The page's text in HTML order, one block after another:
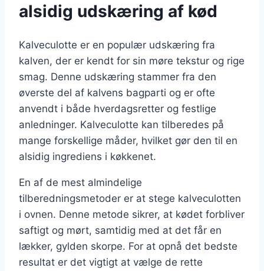
alsidig udskæring af kød
Kalveculotte er en populær udskæring fra
kalven, der er kendt for sin møre tekstur og rige
smag. Denne udskæring stammer fra den
øverste del af kalvens bagparti og er ofte
anvendt i både hverdagsretter og festlige
anledninger. Kalveculotte kan tilberedes på
mange forskellige måder, hvilket gør den til en
alsidig ingrediens i køkkenet.
En af de mest almindelige
tilberedningsmetoder er at stege kalveculotten
i ovnen. Denne metode sikrer, at kødet forbliver
saftigt og mørt, samtidig med at det får en
lækker, gylden skorpe. For at opnå det bedste
resultat er det vigtigt at vælge de rette